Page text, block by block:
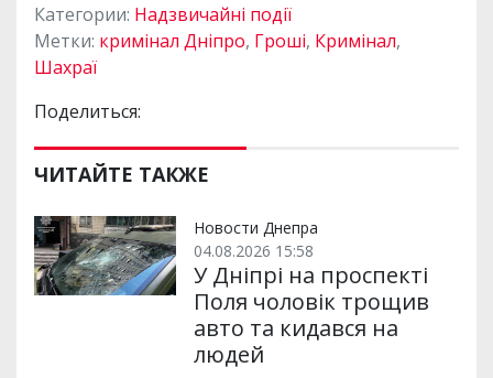
Категории: Надзвичайні події
Метки: кримінал Дніпро, Гроші, Кримінал,
Шахраї
Поделиться:
ЧИТАЙТЕ ТАКЖЕ
Новости Днепра
04.08.2026 15:58
У Дніпрі на проспекті
Поля чоловік трощив
авто та кидався на
людей